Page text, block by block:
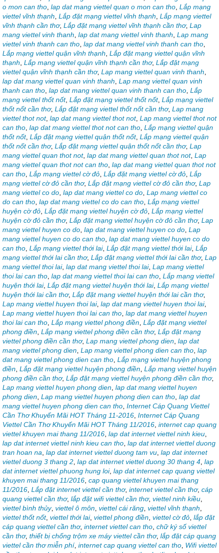
o mon can tho lap dat mang viettel quan o mon can tho Lắp mạng
viettel vĩnh thạnh Lắp đặt mạng viettel vĩnh thạnh Lắp mạng viettel
vĩnh thạnh cần thơ, Lắp đặt mạng viettel vĩnh thạnh cần thơ, Lap
mang viettel vinh thanh lap dat mang viettel vinh thanh Lap mang
viettel vinh thanh can tho lap dat mang viettel vinh thanh can tho
Lắp mạng viettel quận vĩnh thạnh Lắp đặt mạng viettel quận vĩnh
thạnh Lắp mạng viettel quận vĩnh thạnh cần thơ, Lắp đặt mạng
viettel quận vĩnh thạnh cần thơ, Lap mang viettel quan vinh thanh
lap dat mang viettel quan vinh thanh Lap mang viettel quan vinh
thanh can tho lap dat mang viettel quan vinh thanh can tho Lắp
mạng viettel thốt nốt, Lắp đặt mạng viettel thốt nốt, Lắp mạng viettel
thốt nốt cần thơ, Lắp đặt mạng viettel thốt nốt cần thơ, Lap mang
viettel thot not, lap dat mang viettel thot not, Lap mang viettel thot not
can tho lap dat mang viettel thot not can tho Lắp mạng viettel quận
thốt nốt, Lắp đặt mạng viettel quận thốt nốt, Lắp mạng viettel quận
thốt nốt cần thơ, Lắp đặt mạng viettel quận thốt nốt cần thơ, Lap
mang viettel quan thot not, lap dat mang viettel quan thot not, Lap
mang viettel quan thot not can tho lap dat mang viettel quan thot not
can tho Lắp mạng viettel cờ đỏ Lắp đặt mạng viettel cờ đỏ Lắp
mạng viettel cờ đỏ cần thơ, Lắp đặt mạng viettel cờ đỏ cần thơ, Lap
mang viettel co do lap dat mang viettel co do Lap mang viettel co
do can tho lap dat mang viettel co do can tho Lắp mạng viettel
huyện cờ đỏ Lắp đặt mạng viettel huyện cờ đỏ Lắp mạng viettel
huyện cờ đỏ cần thơ, Lắp đặt mạng viettel huyện cờ đỏ cần thơ, Lap
mang viettel huyen co do lap dat mang viettel huyen co do Lap
mang viettel huyen co do can tho lap dat mang viettel huyen co do
can tho Lắp mạng viettel thới lai, Lắp đặt mạng viettel thới lai, Lắp
mạng viettel thới lai cần thơ, Lắp đặt mạng viettel thới lai cần thơ, Lap
mang viettel thoi lai, lap dat mang viettel thoi lai, Lap mang viettel
thoi lai can tho lap dat mang viettel thoi lai can tho Lắp mạng viettel
huyện thới lai, Lắp đặt mạng viettel huyện thới lai, Lắp mạng viettel
huyện thới lai cần thơ, Lắp đặt mạng viettel huyện thới lai cần thơ,
Lap mang viettel huyen thoi lai, lap dat mang viettel huyen thoi lai,
Lap mang viettel huyen thoi lai can tho lap dat mang viettel huyen
thoi lai can tho Lắp mạng viettel phong điền Lắp đặt mạng viettel
phong điền Lắp mạng viettel phong điền cần thơ, Lắp đặt mạng
viettel phong điền cần thơ, Lap mang viettel phong dien lap dat
mang viettel phong dien Lap mang viettel phong dien can tho lap
dat mang viettel phong dien can tho Lắp mạng viettel huyện phong
điền Lắp đặt mạng viettel huyện phong điền Lắp mạng viettel huyện
phong điền cần thơ, Lắp đặt mạng viettel huyện phong điền cần thơ,
Lap mang viettel huyen phong dien lap dat mang viettel huyen
phong dien Lap mang viettel huyen phong dien can tho lap dat
mang viettel huyen phong dien can tho Internet Cáp Quang Viettel
Cần Thơ Khuyến Mãi HOT Tháng 11-2016 Internet Cáp Quang
Viettel Cần Thơ Khuyến Mãi HOT Tháng 11/2016 internet cap quang
viettel khuyen mai thang 11/2016 lap dat internet viettel ninh kieu
lap dat internet viettel ninh kieu can tho lap dat internet viettel duong
tran hoan na lap dat internet viettel duong tam vu lap dat internet
viettel duong 3 thang 2 lap dat internet viettel duong 30 thang 4 lap
dat internet viettel phuong hung loi, lap dat internet cap quang viettel
khuyen mai thang 11/2016 cap quang viettel khuyen mai thang
11/2016 Lắp đặt internet viettel cần thơ, internet viettel cần thơ, cáp
quang viettel cần thơ, lắp đặt wifi viettel cần thơ, viettel ninh kiều
viettel bình thủy, viettel ô môn viettel cái răng viettel vĩnh thạnh
viettel thốt nốt, viettel thới lai, viettel phong điền viettel cờ đỏ lắp đặt
cáp quang viettel cần thơ, internet viettel can tho chữ ký số viettel
cần thơ, thiết bị chống trộm xe máy viettel cần thơ, lắp đặt cáp quang
viettel cần thơ miễn phí, internet cap quang viettel can tho Wifi viettel